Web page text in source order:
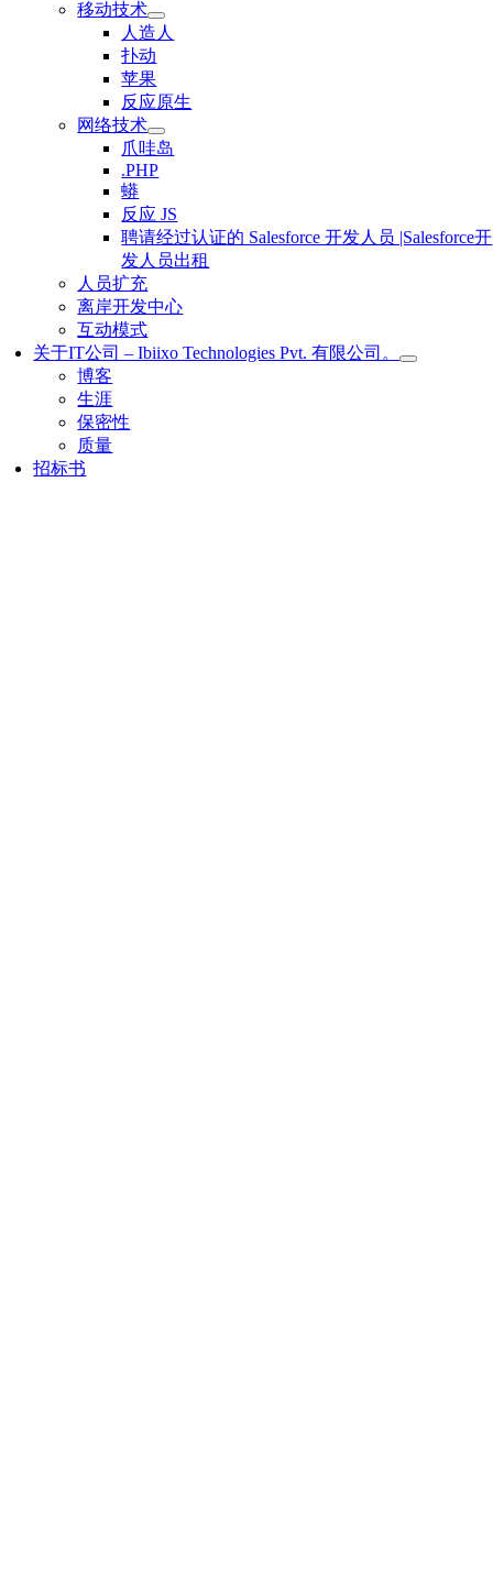
移动技术
人造人
扑动
苹果
反应原生
网络技术
爪哇岛
.PHP
蟒
反应 JS
聘请经过认证的 Salesforce 开发人员 |Salesforce开
发人员出租
人员扩充
离岸开发中心
互动模式
关于IT公司 – Ibiixo Technologies Pvt. 有限公司。
博客
生涯
保密性
质量
招标书